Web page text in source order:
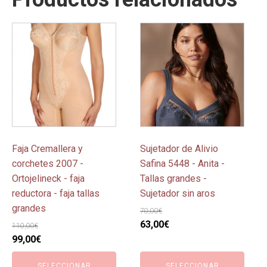
Faja Cremallera y
corchetes 2007 -
Ortojelineck - faja
reductora - faja tallas
grandes
110,00€
El
precio
99,00€El
precio
producto
múltiples
variantes.
opciones
pueden
elegir
en
la
página
de
producto
Sujetador de Alivio
Safina 5448 - Anita -
Tallas grandes -
Sujetador sin aros
70,00€
El
original
63,00€El
actual
producto
múltiples
variantes.
Las
opciones
pueden
elegir
en
la
página
de